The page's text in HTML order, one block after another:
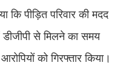
कि पीड़ित परिवार की मदद
से मिलने का समय
को गिरफ्तार किया।